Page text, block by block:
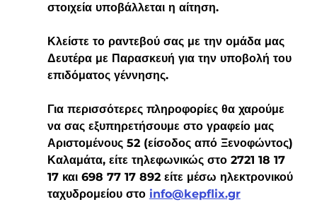
στοιχεία υποβάλλεται η αίτηση.
Κλείστε το ραντεβού σας με την ομάδα μας
Δευτέρα με Παρασκευή για την υποβολή του
επιδόματος γέννησης.
Για περισσότερες πληροφορίες θα χαρούμε
να σας εξυπηρετήσουμε στο γραφείο μας
Αριστομένους 52 (είσοδος από Ξενοφώντος)
Καλαμάτα, είτε τηλεφωνικώς στο 2721 18 17
17 και 698 77 17 892 είτε μέσω ηλεκτρονικού
ταχυδρομείου στο info@kepflix.gr